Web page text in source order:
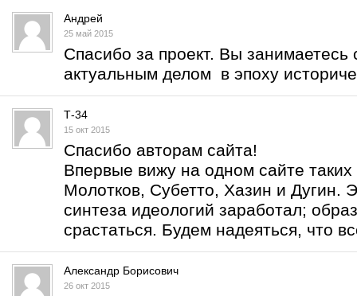
Андрей
25 май 2015
Спасибо за проект. Вы
актуальным делом в эпоху
Т-34
15 окт 2015
Спасибо авторам сайта!
Впервые вижу на одном сайте
Молотков, Субетто, Хазин и Дугин.
синтеза идеологий заработал;
срастаться. Будем надеяться, что
Александр Борисович
26 окт 2015